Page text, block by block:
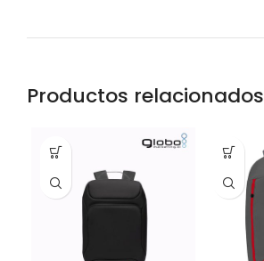
Productos relacionados